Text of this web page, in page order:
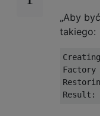
„Aby
takiego: